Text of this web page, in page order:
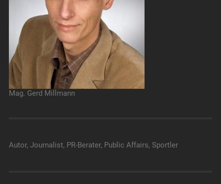
Mag. Gerd Millmann
Autor, Journalist, PR-Berater, Public Affairs, Sportler